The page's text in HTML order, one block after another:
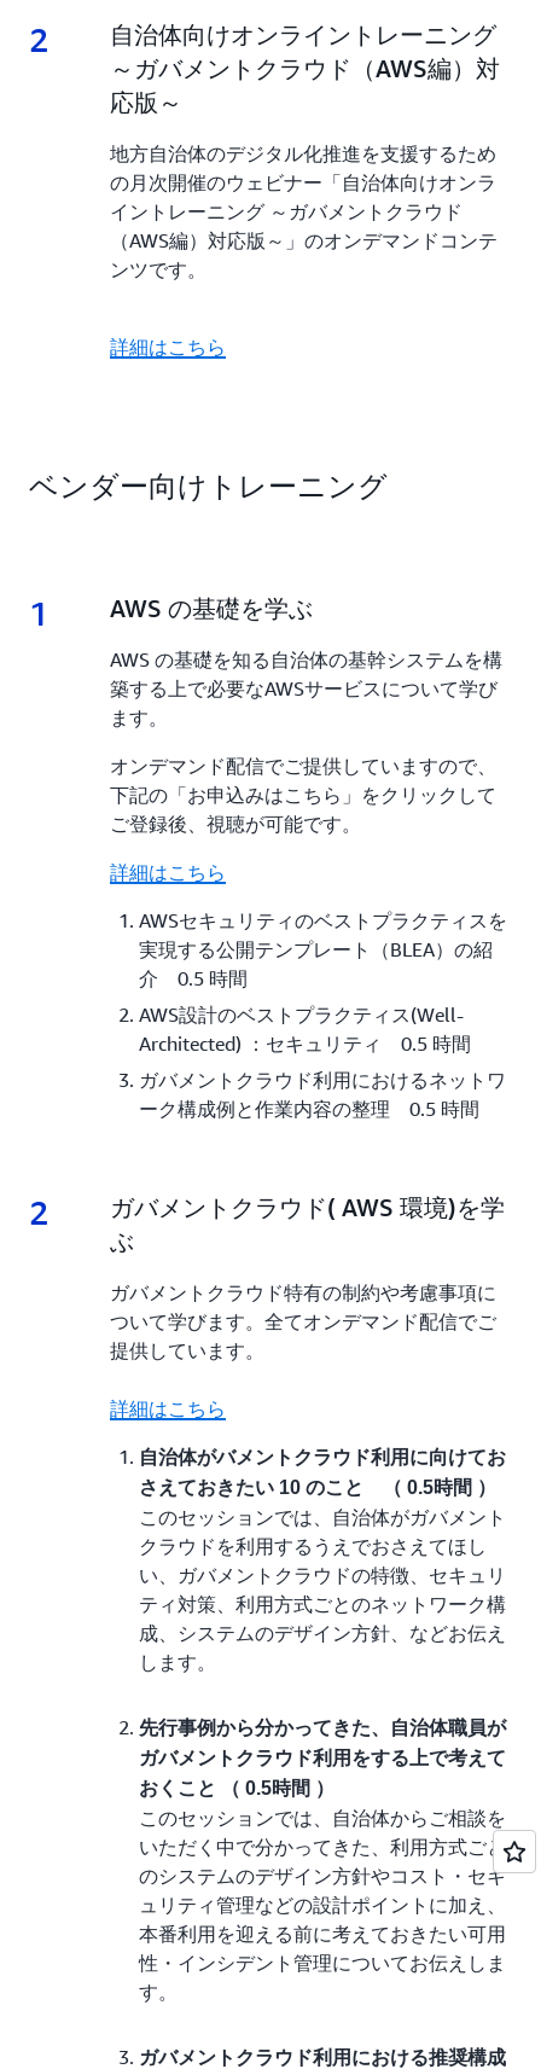
2 2.
自治体向けオンライントレーニング
～ガバメントクラウド（AWS編）対
応版～
地方自治体のデジタル化推進を支援するため
の月次開催のウェビナー「自治体向けオンラ
イントレーニング ～ガバメントクラウド
（AWS編）対応版～」のオンデマンドコンテ
ンツです。
詳細はこちら
ベンダー向けトレーニング
1 1.
AWS の基礎を学ぶ
AWS の基礎を知る自治体の基幹システムを構
築する上で必要なAWSサービスについて学び
ます。
オンデマンド配信でご提供していますので、
下記の「お申込みはこちら」をクリックして
ご登録後、視聴が可能です。
詳細はこちら
AWSセキュリティのベストプラクティスを
実現する公開テンプレート（BLEA）の紹
介 0.5 時間
AWS設計のベストプラクティス(Well-
Architected) ：セキュリティ 0.5 時間
ガバメントクラウド利用におけるネットワ
ーク構成例と作業内容の整理 0.5 時間
2 2.
ガバメントクラウド( AWS 環境)を学
ぶ
ガバメントクラウド特有の制約や考慮事項に
ついて学びます。全てオンデマンド配信でご
提供しています。
詳細はこちら
自治体がバメントクラウド利用に向けてお
さえておきたい 10 のこと （ 0.5時間 ）
このセッションでは、自治体がガバメント
クラウドを利用するうえでおさえてほし
い、ガバメントクラウドの特徴、セキュリ
ティ対策、利用方式ごとのネットワーク構
成、システムのデザイン方針、などお伝え
します。
先行事例から分かってきた、自治体職員が
ガバメントクラウド利用をする上で考えて
おくこと （ 0.5時間 ）
このセッションでは、自治体からご相談を
いただく中で分かってきた、利用方式ごと
のシステムのデザイン方針やコスト・セキ
ュリティ管理などの設計ポイントに加え、
本番利用を迎える前に考えておきたい可用
性・インシデント管理についてお伝えしま
す。
ガバメントクラウド利用における推奨構成